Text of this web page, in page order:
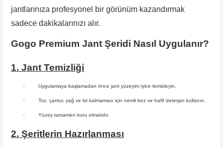
jantlarınıza profesyonel bir görünüm kazandırmak
sadece dakikalarınızı alır.
Gogo Premium Jant Şeridi Nasıl Uygulanır?
1. Jant Temizliği
· Uygulamaya başlamadan önce jant yüzeyini iyice temizleyin.
· Toz, çamur, yağ ve kir kalmaması için nemli bez ve hafif deterjan kullanın.
· Yüzey tamamen kuru olmalıdır.
2. Şeritlerin Hazırlanması